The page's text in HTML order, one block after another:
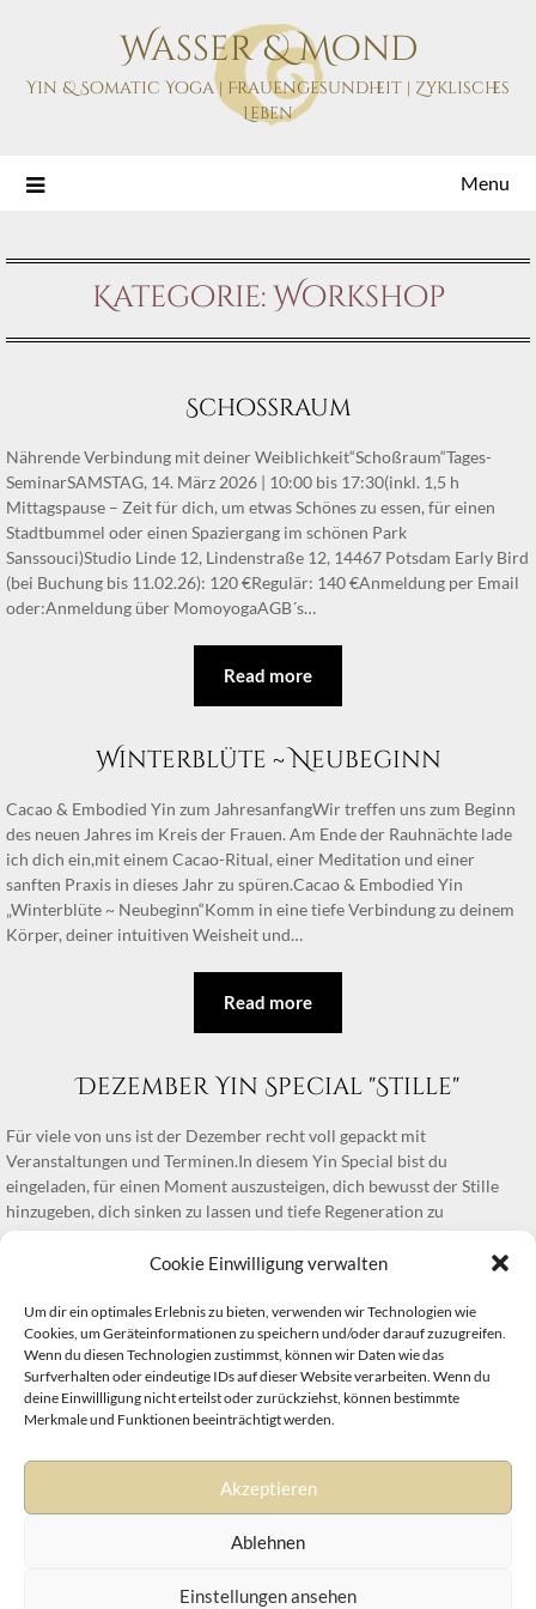
Cookie Einwilligung verwalten
Um dir ein optimales Erlebnis zu bieten, verwenden wir Technologien wie
Cookies, um Geräteinformationen zu speichern und/oder darauf zuzugreifen.
Wenn du diesen Technologien zustimmst, können wir Daten wie das
Surfverhalten oder eindeutige IDs auf dieser Website verarbeiten. Wenn du
deine Einwillligung nicht erteilst oder zurückziehst, können bestimmte
Merkmale und Funktionen beeinträchtigt werden.
Akzeptieren
Ablehnen
Einstellungen ansehen
content
Wasser & Mond
Yin & Somatic Yoga | Frauengesundheit | Zyklisches
Leben
Menu
Kategorie:Workshop
Schoßraum
Nährende Verbindung mit deiner Weiblichkeit“Schoßraum“Tages-
SeminarSAMSTAG, 14. März 2026 | 10:00 bis 17:30(inkl. 1,5 h
Mittagspause – Zeit für dich, um etwas Schönes zu essen, für einen
Stadtbummel oder einen Spaziergang im schönen Park
Sanssouci)Studio Linde 12, Lindenstraße 12, 14467 Potsdam Early Bird
(bei Buchung bis 11.02.26): 120 €Regulär: 140 €Anmeldung per Email
oder:Anmeldung über MomoyogaAGB´s…
Read more
Winterblüte ~ Neubeginn
Cacao & Embodied Yin zum JahresanfangWir treffen uns zum Beginn
des neuen Jahres im Kreis der Frauen. Am Ende der Rauhnächte lade
ich dich ein,mit einem Cacao-Ritual, einer Meditation und einer
sanften Praxis in dieses Jahr zu spüren.Cacao & Embodied Yin
„Winterblüte ~ Neubeginn“Komm in eine tiefe Verbindung zu deinem
Körper, deiner intuitiven Weisheit und…
Read more
Dezember Yin Special "Stille"
Für viele von uns ist der Dezember recht voll gepackt mit
Veranstaltungen und Terminen.In diesem Yin Special bist du
eingeladen, für einen Moment auszusteigen, dich bewusst der Stille
hinzugeben, dich sinken zu lassen und tiefe Regeneration zu
ermöglichen.Wir praktizieren eine ausgiebige Yin Yoga Sequenz, Yoga
Nidra und Meditation.Termin:Samstag, 09. Dezember 2023 | 16:00 bis
Read more
Datenschutz|Disclaimer